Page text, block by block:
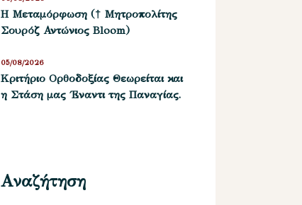
Η Μεταμόρφωση († Μητροπολίτης
Σουρόζ Αντώνιος Bloom)
Kριτήριο Oρθοδοξίας Θεωρείται και
η Στάση μας ΄Εναντι της Παναγίας.
05/08/2026
Αναζήτηση